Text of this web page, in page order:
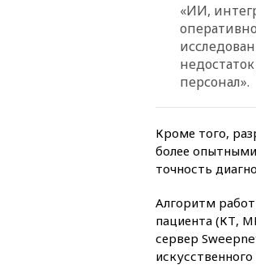
«ИИ,
персонал».
Кроме того,
более
точность
Алгоритм
пациента (КТ,
сервер